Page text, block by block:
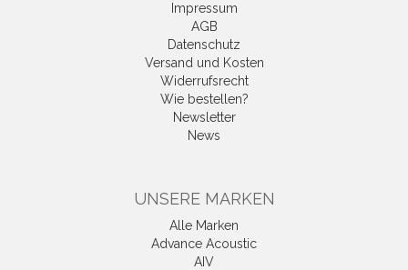
Impressum
AGB
Datenschutz
Versand und Kosten
Widerrufsrecht
Wie bestellen?
Newsletter
News
UNSERE MARKEN
Alle Marken
Advance Acoustic
AIV